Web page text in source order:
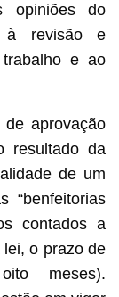
opiniões do
à revisão e
trabalho e ao
aprovação
resultado da
de um
“benfeitorias
contados a
o prazo de
meses).